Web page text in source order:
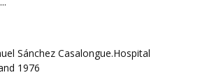
Sánchez Casalongue.Hospital
1976